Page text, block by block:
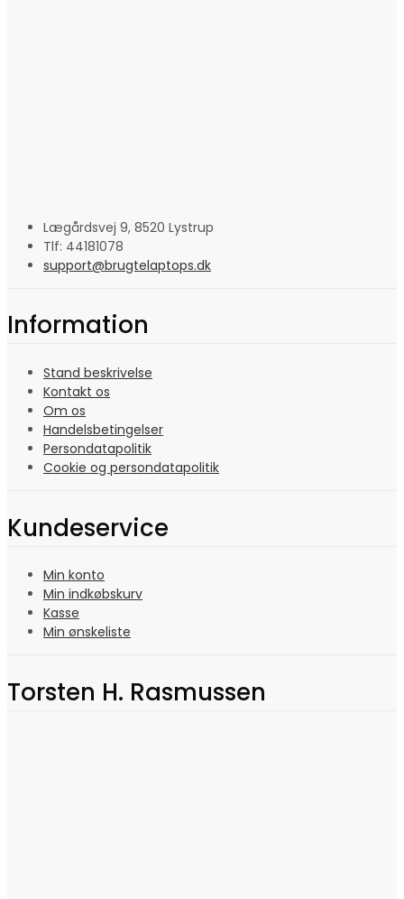
Lægårdsvej 9, 8520 Lystrup
Tlf: 44181078
support@brugtelaptops.dk
Information
Stand beskrivelse
Kontakt os
Om os
Handelsbetingelser
Persondatapolitik
Cookie og persondatapolitik
Kundeservice
Min konto
Min indkøbskurv
Kasse
Min ønskeliste
Torsten H. Rasmussen